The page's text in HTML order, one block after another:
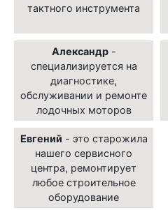
тактного инструмента
Александр-
специализируется на
диагностике,
обслуживании и ремонте
лодочных моторов
Евгений - это старожила
нашего сервисного
центра, ремонтирует
любое строительное
оборудование